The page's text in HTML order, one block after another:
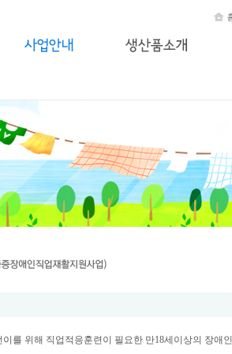
를 위해 직업적응훈련이 필요한 만18세이상의 장애인